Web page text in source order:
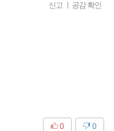
신고 | 공감 확인
0
0